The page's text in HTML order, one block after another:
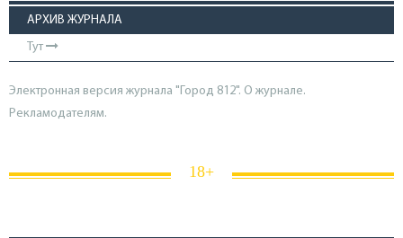
АРХИВ ЖУРНАЛА
Тут
Электронная версия журнала "Город 812". О журнале.
Рекламодателям.
18+